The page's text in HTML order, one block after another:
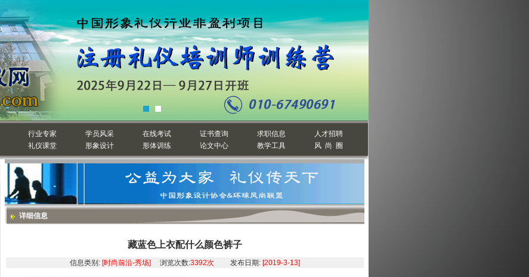
行业专家 学员风采 在线考试 证书查询 求职信息
人才招聘
礼仪课堂 形象设计 形体训练 论文中心 教学工具 风 尚 圈
详细信息
藏蓝色上衣配什么颜色裤子
信息类别: [时尚前沿-秀场] 浏览次数:3392次 发布日期: [2019-3-13]